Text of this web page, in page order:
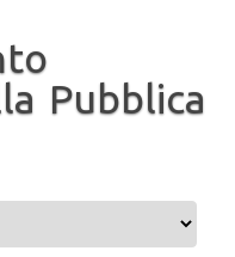
Pubblica